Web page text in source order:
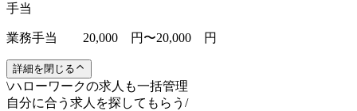
手当
業務手当 20,000 円〜20,000 円
詳細を閉じる
\ハローワークの求人も一括管理
自分に合う求人を探してもらう /